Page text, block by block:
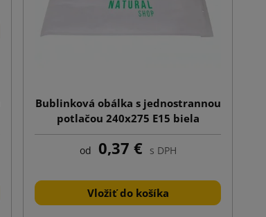
Bublinková obálka s jednostrannou
potlačou 240x275 E15 biela
od 0,37 € s DPH
Vložiť do košíka